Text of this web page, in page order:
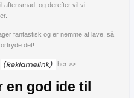
og derefter vil vi
fantastisk og er nemme at lave, så
det!
her >>
god ide til